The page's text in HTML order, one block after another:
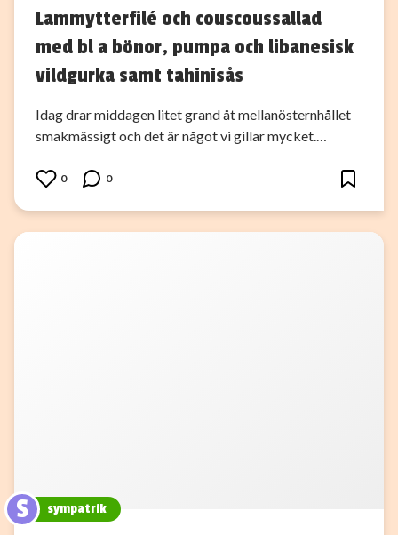
Lammytterfilé och couscoussallad
med bl a bönor, pumpa och libanesisk
vildgurka samt tahinisås
Idag drar middagen litet grand åt mellanösternhållet
smakmässigt och det är något vi gillar mycket.…
0 0
S sympatrik